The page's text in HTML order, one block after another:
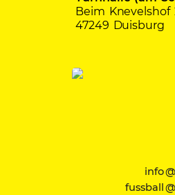
Beim Knevelshof
47249 Duisburg
info
fussball